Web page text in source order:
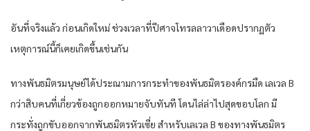
อันที่จริงแล้ว ก่อนเกิดใหม่ ช่วงเวลาที่ปีศาจโทรลลาวาเดือดปรากฏตัว
เหตุการณ์นี้ก็เคยเกิดขึ้นเช่นกัน
ทางพันธมิตรมนุษย์ได้ประณามการกระทำของพันธมิตรองค์กรมืด เลเวล B
กว่าสิบคนที่เกี่ยวข้องถูกออกหมายจับทันที โดนไล่ล่าไปสุดขอบโลก มี
กระทั่งถูกขับออกจากพันธมิตรหัวเซี่ย สำหรับเลเวล B ของทางพันธมิตร